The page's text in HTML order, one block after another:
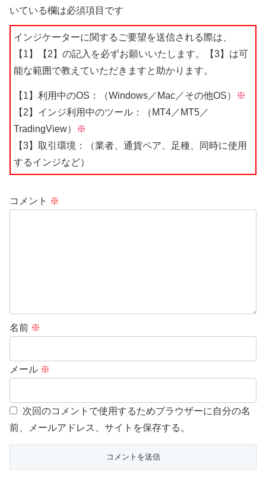
いている欄は必須項目です
インジケーターに関するご要望を送信される際は、
【1】【2】の記入を必ずお願いいたします。【3】は可
能な範囲で教えていただきますと助かります。
【1】利用中のOS：（Windows／Mac／その他OS）
※
【2】インジ利用中のツール：（MT4／MT5／
TradingView）
※
【3】取引環境：（業者、通貨ペア、足種、同時に使用
するインジなど）
コメント ※
名前 ※
メール ※
次回のコメントで使用するためブラウザーに自分の名
前、メールアドレス、サイトを保存する。